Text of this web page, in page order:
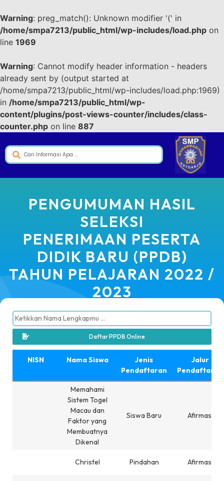
Warning: preg_match(): Unknown modifier '(' in
/home/smpa7213/public_html/wp-includes/load.php on
line 1969
Warning: Cannot modify header information - headers
already sent by (output started at
/home/smpa7213/public_html/wp-includes/load.php:1969)
in /home/smpa7213/public_html/wp-
content/plugins/post-views-counter/includes/class-
counter.php on line 887
PENGUMUMAN HASIL
SELEKSI
PENERIMAAN PESERTA
DIDIK BARU (PPDB)
TAHUN PELAJARAN 2022 /
2023
Daftar PPDB Online
NISN Nama Siswa
Jenis
Pendaftaran
Jalur
Pendaftaran
Memahami
Sistem Togel
Macau dan
Faktor yang
Membuatnya
Dikenal
Siswa Baru Afirmasi
Christel Pindahan Afirmasi